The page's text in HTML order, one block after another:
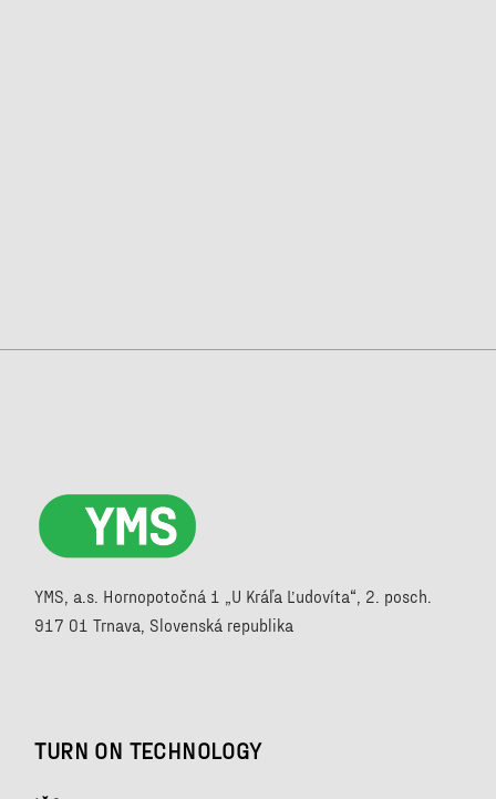
YMS, a.s. Hornopotočná 1 „U Kráľa Ľudovíta“, 2. posch.
917 01 Trnava, Slovenská republika
TURN ON TECHNOLOGY